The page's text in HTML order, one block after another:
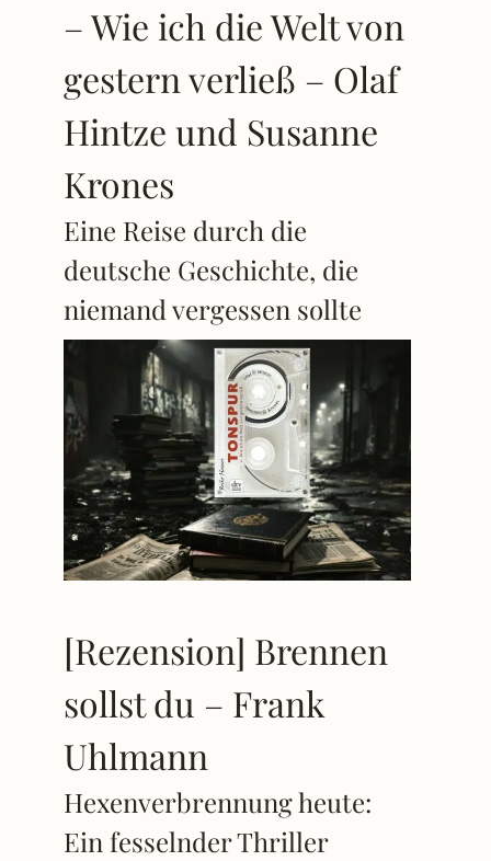
– Wie ich die Welt von
gestern verließ – Olaf
Hintze und Susanne
Krones
Eine Reise durch die
deutsche Geschichte, die
niemand vergessen sollte
[Rezension] Brennen
sollst du – Frank
Uhlmann
Hexenverbrennung heute:
Ein fesselnder Thriller